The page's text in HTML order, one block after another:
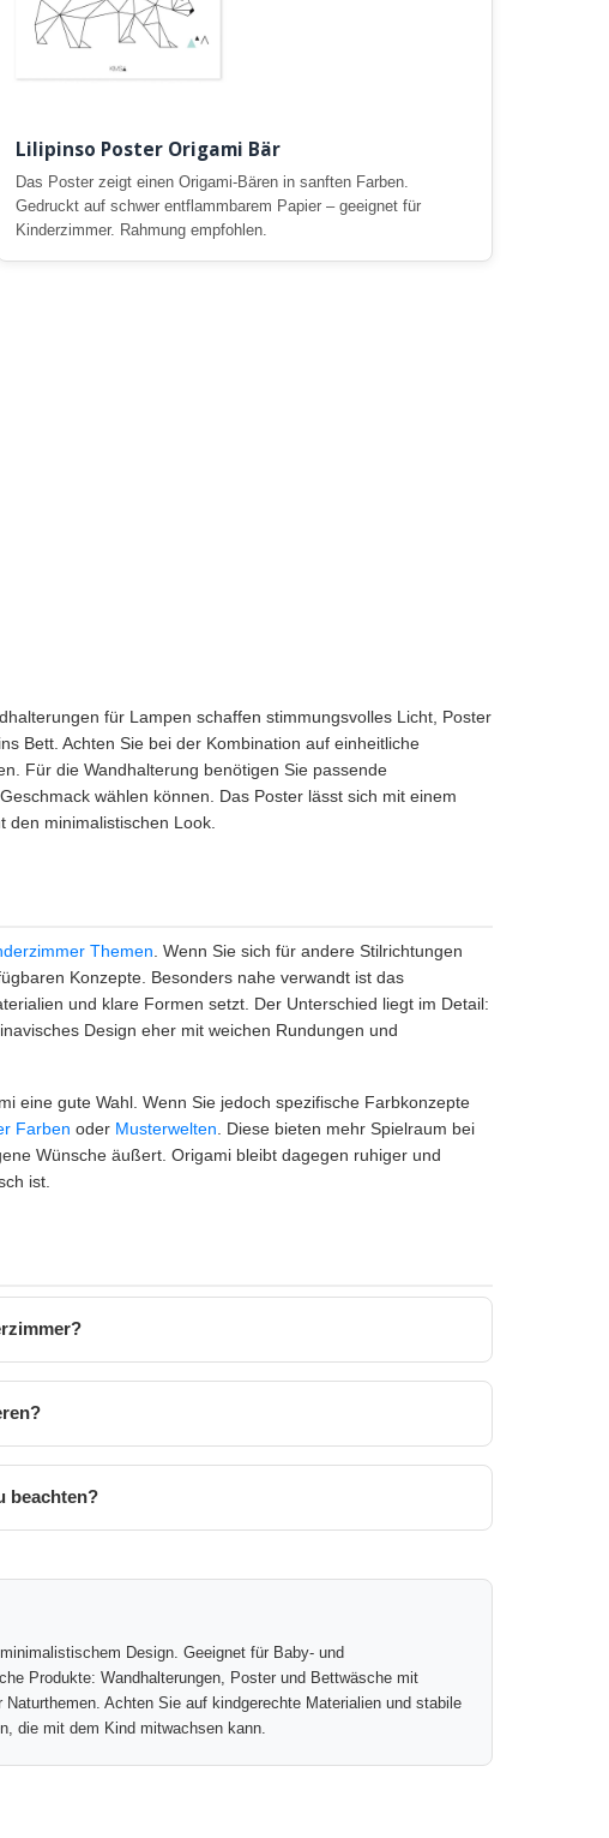
Lilipinso Poster Origami Bär
Das Poster zeigt einen Origami-Bären in sanften Farben.
Gedruckt auf schwer entflammbarem Papier – geeignet für
Kinderzimmer. Rahmung empfohlen.
für Lampen schaffen stimmungsvolles Licht, Poster
Bett. Achten Sie bei der Kombination auf einheitliche
Für die Wandhalterung benötigen Sie passende
wählen können. Das Poster lässt sich mit einem
minimalistischen Look.
Themen . Wenn Sie sich für andere Stilrichtungen
Konzepte. Besonders nahe verwandt ist das
und klare Formen setzt. Der Unterschied liegt im Detail:
Design eher mit weichen Rundungen und
eine gute Wahl. Wenn Sie jedoch spezifische Farbkonzepte
Farben oder Musterwelten . Diese bieten mehr Spielraum bei
Wünsche äußert. Origami bleibt dagegen ruhiger und
ist.
beachten?
Design. Geeignet für Baby- und
Produkte: Wandhalterungen, Poster und Bettwäsche mit
Achten Sie auf kindgerechte Materialien und stabile
die mit dem Kind mitwachsen kann.